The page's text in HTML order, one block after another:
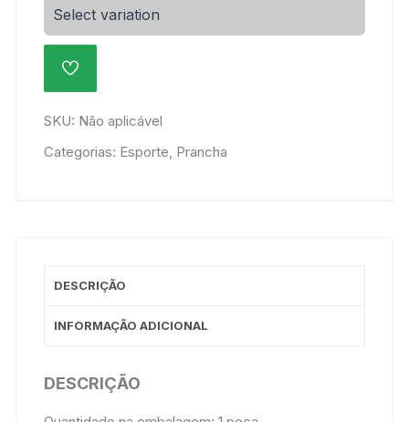
EVA
Lisa
Select variation
ADICIONAR
À
DE
DESEJOS
SKU: Não aplicável
Categorias: Esporte, Prancha
DESCRIÇÃO
INFORMAÇÃO ADICIONAL
DESCRIÇÃO